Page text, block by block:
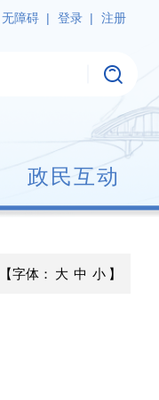
无障碍 | 登录 | 注册
政民互动
【字体： 大 中 小 】